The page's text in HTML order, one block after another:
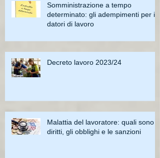
Somministrazione a tempo
determinato: gli adempimenti per i
datori di lavoro
Decreto lavoro 2023/24
Malattia del lavoratore: quali sono i
diritti, gli obblighi e le sanzioni